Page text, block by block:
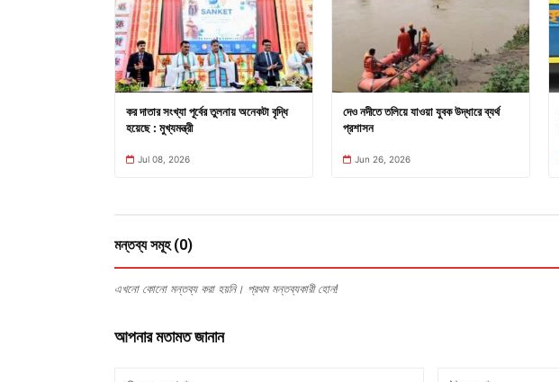
কর দাতার সংখ্যা পূর্বের তুলনায় অনেকটা বৃদ্ধি
হয়েছে : মুখ্যমন্ত্রী
Jul 08, 2026
দেও নদীতে তলিয়ে যাওয়া যুবক উদ্ধারে ব্যর্থ
প্রশাসন
Jun 26, 2026
মন্তব্য সমূহ (0)
এখনো কোনো মন্তব্য করা হয়নি। প্রথম মন্তব্যকারী হোন!
আপনার মতামত জানান